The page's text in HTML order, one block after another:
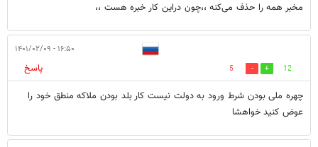
مخبر همه را حذف می‌کنه ،،چون دراین کار خبره هست ،،
۱۶:۵۰ - ۱۴۰۱/۰۲/۰۹
12
5
پاسخ
چهره ملی بودن شرط ورود به دولت نیست کار بلد بودن ملاکه منطق خود را
عوض کنید خواهشا